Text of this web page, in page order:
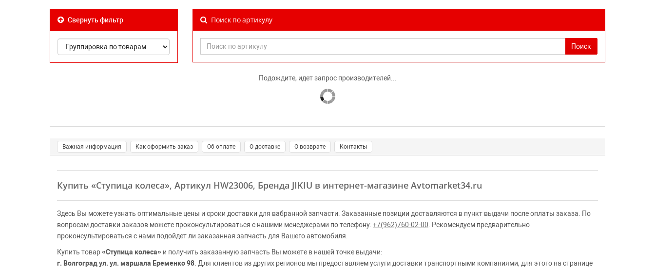
Свернуть фильтр Поиск по артикулу
Поиск
Подождите, идет запрос производителей...
Важная информация Как оформить заказ Об оплате О доставке О возврате Контакты
Купить «Ступица колеса», Артикул HW23006, Бренда JIKIU в интернет-магазине Avtomarket34.ru
Здесь Вы можете узнать оптимальные цены и сроки доставки для вабранной запчасти. Заказанные позиции доставляются в пункт выдачи после оплаты заказа. По
вопросам доставки заказов можете проконсультироваться с нашими менеджерами по телефону:+7(962)760-02-00 . Рекомендуем предварительно
проконсультироваться с нами подойдет ли заказанная запчасть для Вашего автомобиля.
Купить товар«Ступица колеса» и получить заказанную запчасть Вы можете в нашей точке выдачи:
г. Волгоград ул. ул. маршала Еременко 98 . Для клиентов из других регионов мы предоставляем услуги доставки транспортными компаниями, для этого на странице